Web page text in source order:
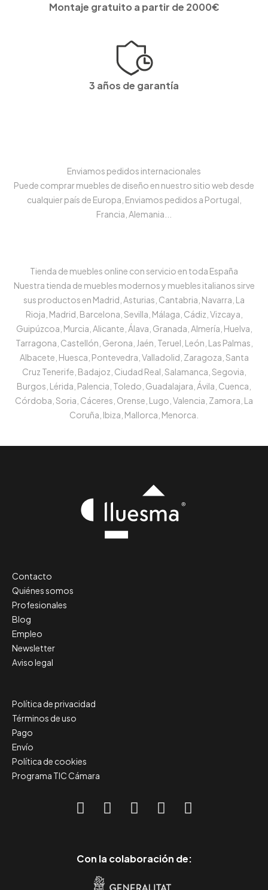
Montaje gratuito a partir de 2000€
3 años de garantía
Enviamos pedidos internacionales
Puede comprar muebles de diseño en nuestro sitio web desde
cualquier país de Europa, Enviamos pedidos a Portugal,
Francia, Alemania...
Tienda de muebles online con servicio en toda España
Nuestra tienda de muebles modernos y muebles italianos sirve
sus productos en Madrid, Asturias, Cantabria, Navarra, La
Rioja, Madrid, Barcelona, Sevilla, Málaga, Cádiz, Vizcaya,
Guipúzcoa, Murcia, Alicante, Álava, Granada, Almería, Huelva,
Tarragona, Castellón, Gerona, Jaén, Teruel, León, Las Palmas,
Albacete, Huesca, Pontevedra, Valladolid, Zaragoza, Santa
Cruz Tenerife, Badajoz, Ciudad Real, Salamanca, Segovia,
Burgos, Lérida, Palencia, Toledo, Guadalajara, Ávila, Cuenca,
Córdoba, Soria, Cáceres, Orense, Lugo, Valencia, Zamora, La
Coruña, Ibiza, Mallorca, Menorca.
Contacto
Quiénes somos
Profesionales
Blog
Empleo
Newsletter
Aviso legal
Política de privacidad
Términos de uso
Pago
Envío
Política de cookies
Programa TIC Cámara
Con la colaboración de: